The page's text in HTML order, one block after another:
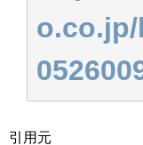
o.co.jp/
引用元